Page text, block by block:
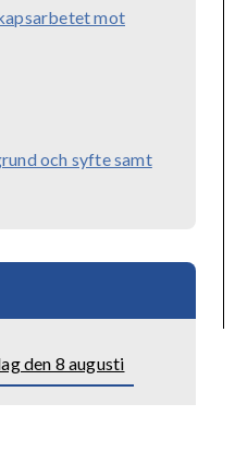
mot
och syfte samt
den 8 augusti